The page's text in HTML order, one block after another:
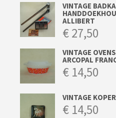
VINTAGE
ALLIBERT
€27,50
VINTAGE
ARCOPAL
€ 14,50
VINTAGE
€ 14,50